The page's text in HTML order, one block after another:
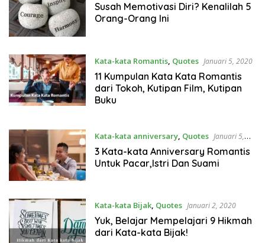
Susah Memotivasi Diri? Kenalilah 5
Orang-Orang Ini
Kata-kata Romantis, Quotes Januari 5, 2020
11 Kumpulan Kata Kata Romantis
dari Tokoh, Kutipan Film, Kutipan
Buku
Kata-kata anniversary, Quotes Januari 5,
2020
3 Kata-kata Anniversary Romantis
Untuk Pacar,Istri Dan Suami
Kata-kata Bijak, Quotes Januari 2, 2020
Yuk, Belajar Mempelajari 9 Hikmah
dari Kata-kata Bijak!